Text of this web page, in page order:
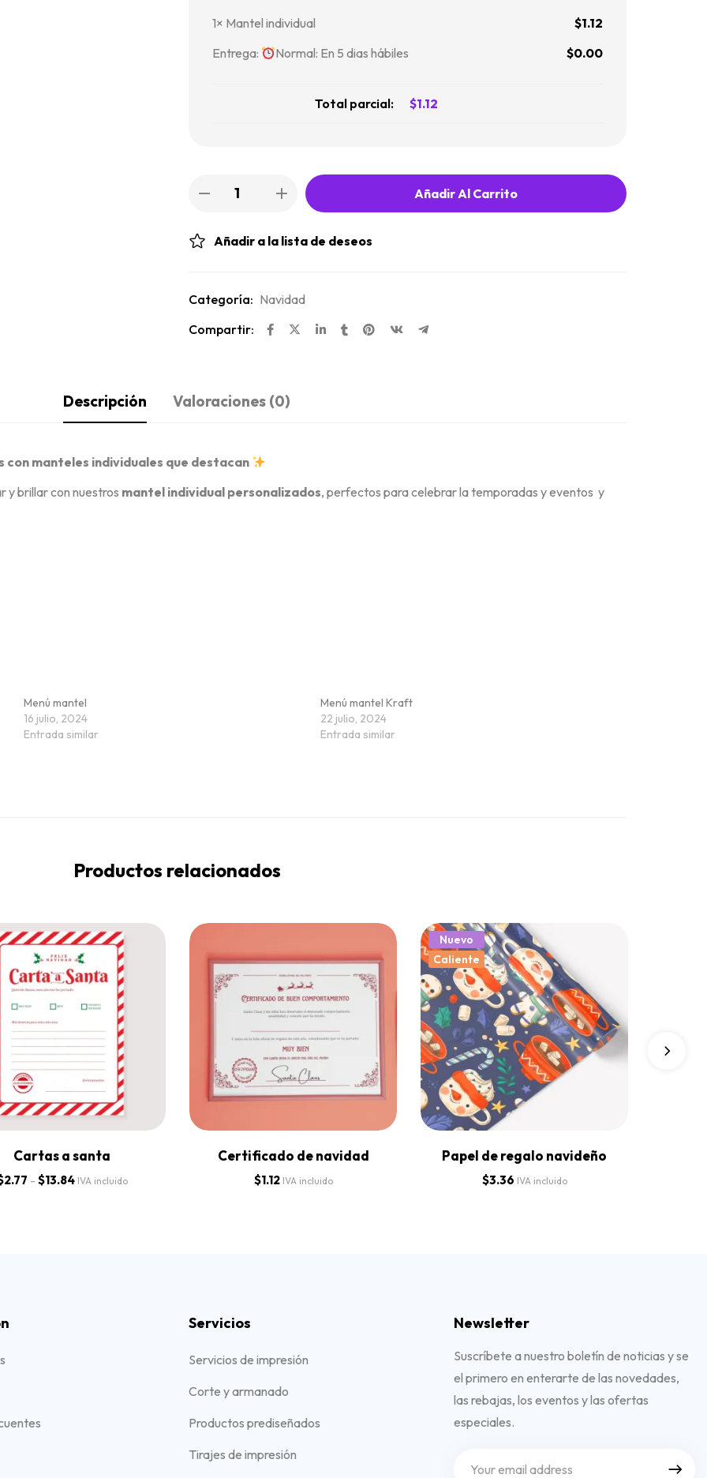
1× Mantel individual $1.12
Entrega:
Normal: En 5 dias hábiles $0.00
Total parcial: $1.12
Añadir Al Carrito
Añadir a la lista de deseos
Categoría: Navidad
Compartir:
Descripción Valoraciones (0)
manteles individuales que destacan
y brillar con nuestros mantel individual personalizados, perfectos para celebrar la temporadas y eventos y
Menú mantel
16 julio, 2024
Entrada similar
Menú mantel Kraft
22 julio, 2024
Entrada similar
Productos relacionados
Cartas a santa
2.77 - $13.84 IVA incluido
Certificado de navidad
$1.12 IVA incluido
Nuevo
Caliente
Papel de regalo navideño
$3.36 IVA incluido
Servicios
Servicios de impresión
Corte y armanado
Productos prediseñados
Tirajes de impresión
Newsletter
Suscríbete a nuestro boletín de noticias y se
el primero en enterarte de las novedades,
las rebajas, los eventos y las ofertas
especiales.